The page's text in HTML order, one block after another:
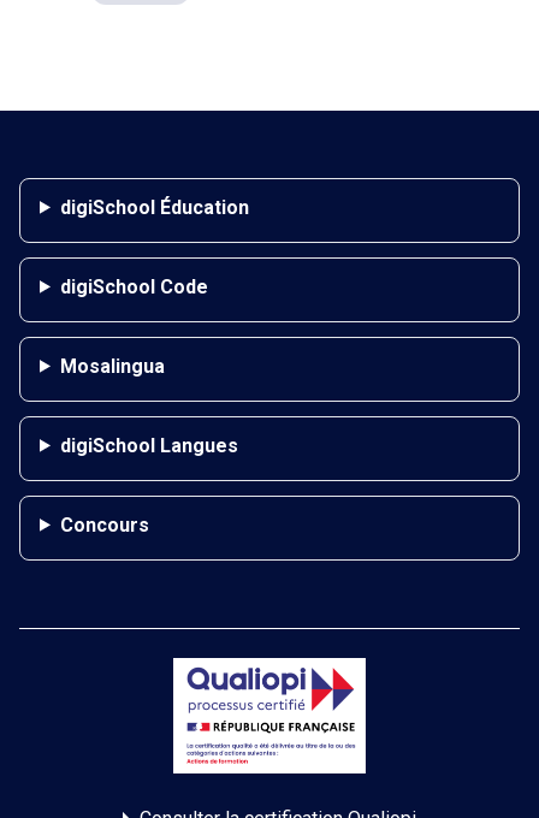
digiSchool Éducation
digiSchool Code
Mosalingua
digiSchool Langues
Concours